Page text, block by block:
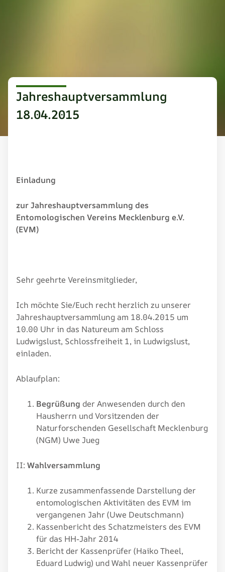
Jahreshauptversammlung
18.04.2015
Einladung
zur Jahreshauptversammlung des
Entomologischen Vereins Mecklenburg e.V.
(EVM)
Sehr geehrte Vereinsmitglieder,
Ich möchte Sie/Euch recht herzlich zu unserer
Jahreshauptversammlung am 18.04.2015 um
10.00 Uhr in das Natureum am Schloss
Ludwigslust, Schlossfreiheit 1, in Ludwigslust,
einladen.
Ablaufplan:
Begrüßung der Anwesenden durch den
Hausherrn und Vorsitzenden der
Naturforschenden Gesellschaft Mecklenburg
(NGM) Uwe Jueg
II: Wahlversammlung
Kurze zusammenfassende Darstellung der
entomologischen Aktivitäten des EVM im
vergangenen Jahr (Uwe Deutschmann)
Kassenbericht des Schatzmeisters des EVM
für das HH-Jahr 2014
Bericht der Kassenprüfer (Haiko Theel,
Eduard Ludwig) und Wahl neuer Kassenprüfer